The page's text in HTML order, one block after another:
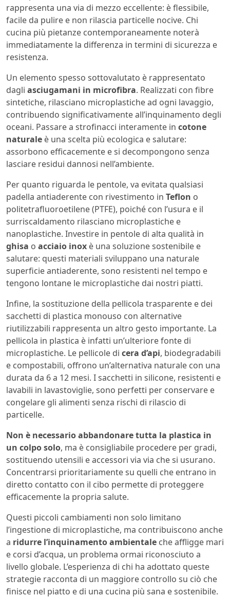
rappresenta una via di mezzo eccellente: è flessibile,
facile da pulire e non rilascia particelle nocive. Chi
cucina più pietanze contemporaneamente noterà
immediatamente la differenza in termini di sicurezza e
resistenza.
Un elemento spesso sottovalutato è rappresentato
dagli asciugamani in microfibra. Realizzati con fibre
sintetiche, rilasciano microplastiche ad ogni lavaggio,
contribuendo significativamente all’inquinamento degli
oceani. Passare a strofinacci interamente in cotone
naturale è una scelta più ecologica e salutare:
assorbono efficacemente e si decompongono senza
lasciare residui dannosi nell’ambiente.
Per quanto riguarda le pentole, va evitata qualsiasi
padella antiaderente con rivestimento in Teflon o
politetrafluoroetilene (PTFE), poiché con l’usura e il
surriscaldamento rilasciano microplastiche e
nanoplastiche. Investire in pentole di alta qualità in
ghisa o acciaio inox è una soluzione sostenibile e
salutare: questi materiali sviluppano una naturale
superficie antiaderente, sono resistenti nel tempo e
tengono lontane le microplastiche dai nostri piatti.
Infine, la sostituzione della pellicola trasparente e dei
sacchetti di plastica monouso con alternative
riutilizzabili rappresenta un altro gesto importante. La
pellicola in plastica è infatti un’ulteriore fonte di
microplastiche. Le pellicole di cera d’api, biodegradabili
e compostabili, offrono un’alternativa naturale con una
durata da 6 a 12 mesi. I sacchetti in silicone, resistenti e
lavabili in lavastoviglie, sono perfetti per conservare e
congelare gli alimenti senza rischi di rilascio di
particelle.
Non è necessario abbandonare tutta la plastica in
un colpo solo, ma è consigliabile procedere per gradi,
sostituendo utensili e accessori via via che si usurano.
Concentrarsi prioritariamente su quelli che entrano in
diretto contatto con il cibo permette di proteggere
efficacemente la propria salute.
Questi piccoli cambiamenti non solo limitano
l’ingestione di microplastiche, ma contribuiscono anche
a ridurre l’inquinamento ambientale che affligge mari
e corsi d’acqua, un problema ormai riconosciuto a
livello globale. L’esperienza di chi ha adottato queste
strategie racconta di un maggiore controllo su ciò che
finisce nel piatto e di una cucina più sana e sostenibile.